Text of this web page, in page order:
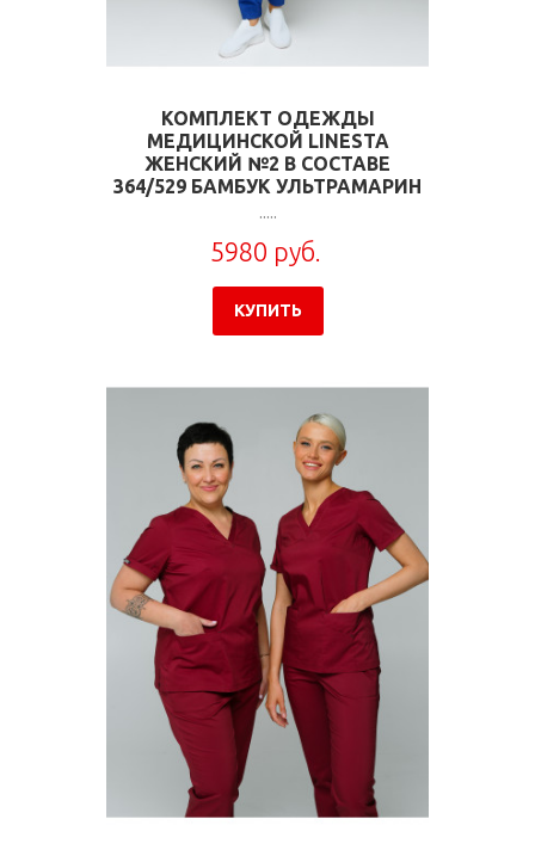
КОМПЛЕКТ ОДЕЖДЫ
МЕДИЦИНСКОЙ LINESTA
ЖЕНСКИЙ №2 В СОСТАВЕ
364/529 БАМБУК УЛЬТРАМАРИН
.....
5980 руб.
КУПИТЬ